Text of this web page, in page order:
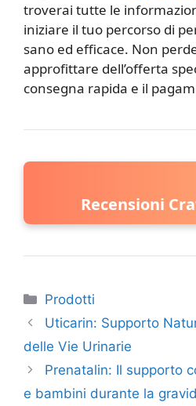
troverai tutte le
iniziare il tuo percorso di
sano ed efficace. Non
approfittare dell’offerta
consegna rapida e il
Recensioni
Categorie
Prodotti
Uticarin: Supporto
delle Vie Urinarie
Prenatalin: Il supporto
e bambini durante la